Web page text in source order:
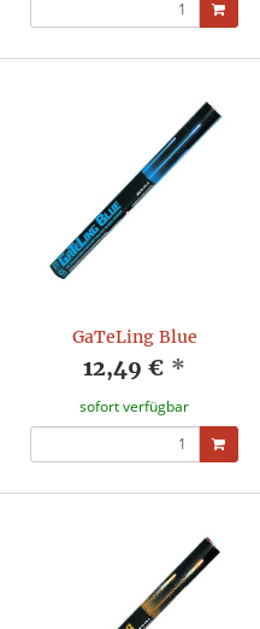
GaTeLing Blue
12,49 € *
sofort verfügbar